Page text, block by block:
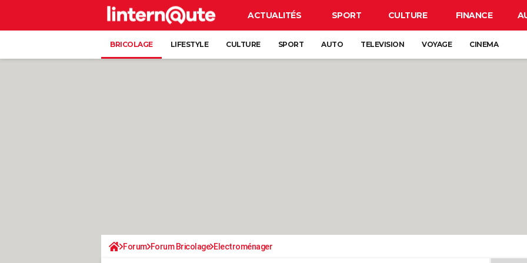
ACTUALITÉS SPORT CULTURE FINANCE
BRICOLAGE LIFESTYLE CULTURE SPORT AUTO TELEVISION VOYAGE CINEMA
Forum Forum Bricolage Electroménager